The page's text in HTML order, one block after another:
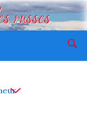
russes